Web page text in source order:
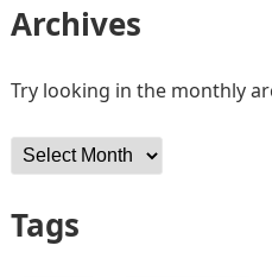
Archives
Try looking in the monthly
Archives
Tags